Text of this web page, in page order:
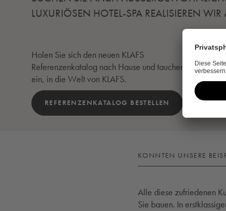
LUXURIÖSEN HOTEL-SPA REALISIEREN
Holen Sie sich den neuen KLAFS
Referenzenkatalog nach Hause und tauchen Sie
ein, in die Welt von KLAFS.
REFERENZENKATALOG BESTELLEN
KONNTEN UNSERE
Alle diese zufriedenen
Sie bauen. In